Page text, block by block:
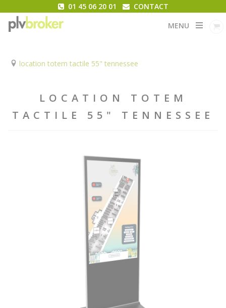
MENU
location totem tactile 55" tennessee
01 45 06 20 01 CONTACT
LOCATION TOTEM
TACTILE 55" TENNESSEE
Featured